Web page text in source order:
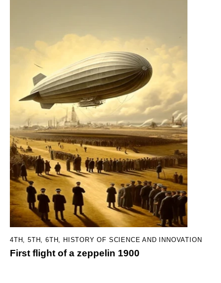
4TH,5TH,6TH, HISTORY OF SCIENCE AND INNOVATION
First flight of a zeppelin 1900